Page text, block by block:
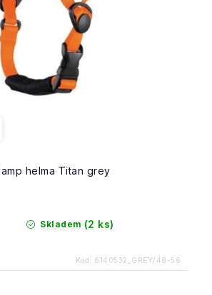
helma Titan grey
Skladem (2 ks)
Kód: 6140532_GREY/48-56